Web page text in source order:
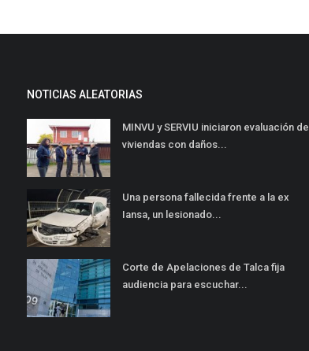
NOTICIAS ALEATORIAS
MINVU y SERVIU iniciaron evaluación de
viviendas con daños...
Una persona fallecida frente a la ex
Iansa, un lesionado...
Corte de Apelaciones de Talca fija
audiencia para escuchar...